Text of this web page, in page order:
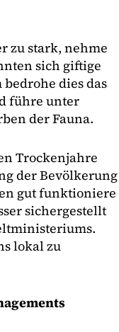
zu stark, nehme
sich giftige
dies das
führe unter
der Fauna.
Trockenjahre
der Bevölkerung
gut funktioniere
sichergestellt
lokal zu